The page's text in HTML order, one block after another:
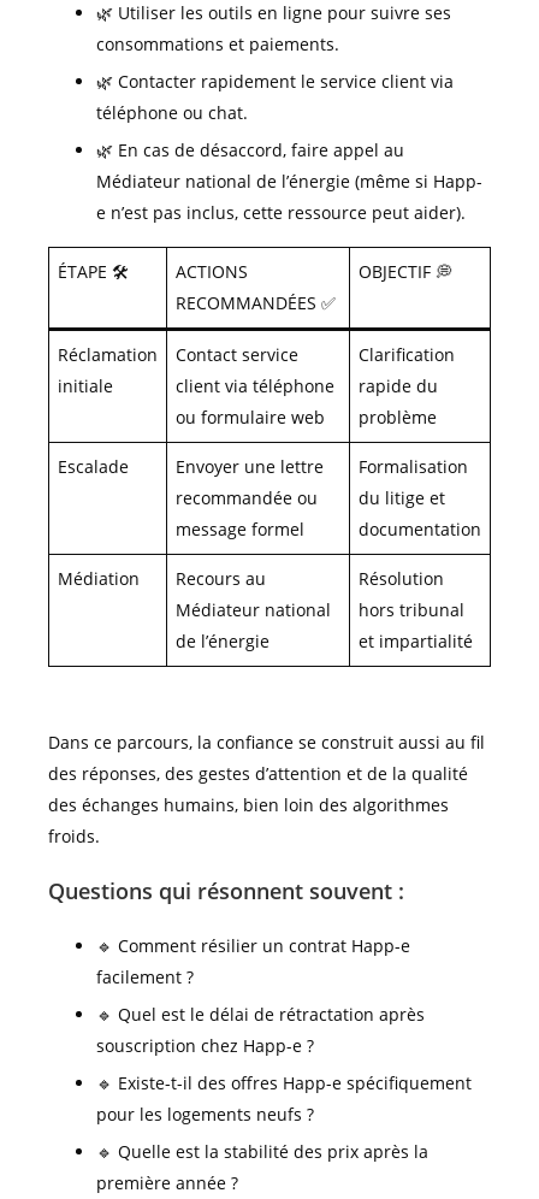
🌿 Utiliser les outils en ligne pour suivre ses
consommations et paiements.
🌿 Contacter rapidement le service client via
téléphone ou chat.
🌿 En cas de désaccord, faire appel au
Médiateur national de l’énergie (même si Happ-
e n’est pas inclus, cette ressource peut aider).
ÉTAPE 🛠️
ACTIONS
RECOMMANDÉES ✅
OBJECTIF 💭
Réclamation
initiale
Contact service
client via téléphone
ou formulaire web
Clarification
rapide du
problème
Escalade
Envoyer une lettre
recommandée ou
message formel
Formalisation
du litige et
documentation
Médiation
Recours au
Médiateur national
de l’énergie
Résolution
hors tribunal
et impartialité
Dans ce parcours, la confiance se construit aussi au fil
des réponses, des gestes d’attention et de la qualité
des échanges humains, bien loin des algorithmes
froids.
Questions qui résonnent souvent :
🔹 Comment résilier un contrat Happ-e
facilement ?
🔹 Quel est le délai de rétractation après
souscription chez Happ-e ?
🔹 Existe-t-il des offres Happ-e spécifiquement
pour les logements neufs ?
🔹 Quelle est la stabilité des prix après la
première année ?